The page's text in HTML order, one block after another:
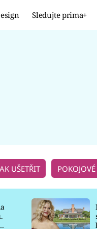
Sledujte prima+
UŠETŘIT